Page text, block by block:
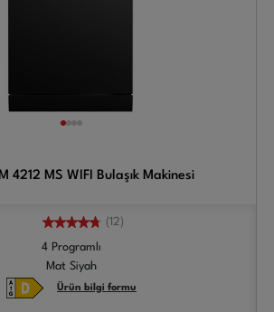
4212 MS WIFI Bulaşık Makinesi
(12)
4 Programlı
Mat Siyah
Ürün bilgi formu